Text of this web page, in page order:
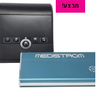
מבצע!